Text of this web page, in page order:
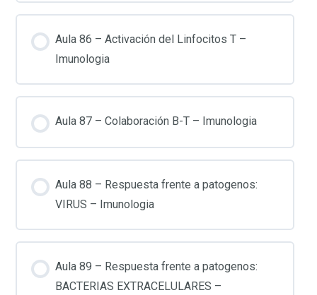
Aula 86 – Activación del Linfocitos T –
Imunologia
Aula 87 – Colaboración B-T – Imunologia
Aula 88 – Respuesta frente a patogenos:
VIRUS – Imunologia
Aula 89 – Respuesta frente a patogenos:
BACTERIAS EXTRACELULARES –